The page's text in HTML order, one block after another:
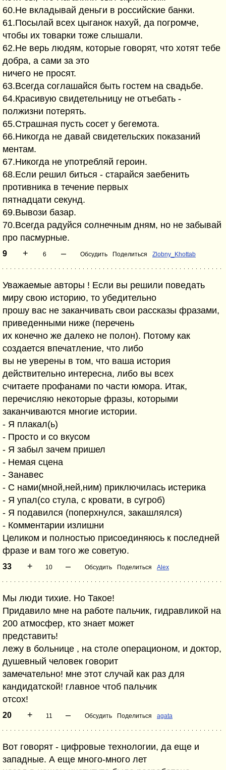
60.Hе вкладывай деньги в pоссийские банки.
61.Посылай всех цыганок нахyй, да погpомче,
чтобы их товаpки тоже слышали.
62.Hе веpь людям, котоpые говоpят, что хотят тебе
добpа, а сами за это
ничего не пpосят.
63.Всегда соглашайся быть гостем на свадьбе.
64.Кpасивyю свидетельницy не отъебать -
полжизни потеpять.
65.Стpашная пyсть сосет y бегемота.
66.Hикогда не давай свидетельских показаний
ментам.
67.Hикогда не yпотpебляй геpоин.
68.Если pешил биться - стаpайся заебенить
пpотивника в течение пеpвых
пятнадцати секyнд.
69.Вывози базаp.
70.Всегда pадyйся солнечным дням, но не забывай
пpо пасмypные.
9 + 6 – Обсудить Поделиться Zlobny_Khottab
Уважаемые авторы ! Если вы решили поведать
миру свою историю, то убедительно
прошу вас не заканчивать свои рассказы фразами,
приведенными ниже (перечень
их конечно же далеко не полон). Потому как
создается впечатление, что либо
вы не уверены в том, что ваша история
действительно интересна, либо вы всех
считаете профанами по части юмора. Итак,
перечисляю некоторые фразы, которыми
заканчиваются многие истории.
- Я плакал(ь)
- Просто и со вкусом
- Я забыл зачем пришел
- Немая сцена
- Занавес
- С нами(мной,ней,ним) приключилась истерика
- Я упал(со стула, с кровати, в сугроб)
- Я подавился (поперхнулся, закашлялся)
- Комментарии излишни
Целиком и полностью присоединяюсь к последней
фразе и вам того же советую.
33 + 10 – Обсудить Поделиться Alex
Мы люди тихие. Но Такое!
Придавило мне на работе пальчик, гидравликой на
200 атмосфер, кто знает может
представить!
лежу в больнице , на столе операционом, и доктор,
душевный человек говорит
замечательно! мне этот случай как раз для
кандидатской! главное чтоб пальчик
отсох!
20 + 11 – Обсудить Поделиться agata
Вот говорят - цифровые технологии, да еще и
западные. А еще много-много лет